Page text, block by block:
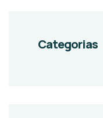
Categorias